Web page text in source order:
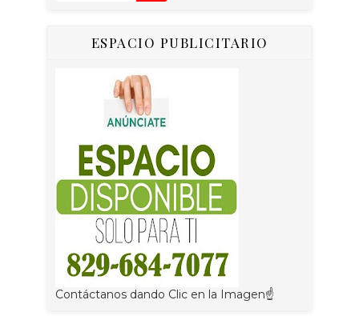
ESPACIO PUBLICITARIO
Contáctanos dando Clic en la Imagen☝